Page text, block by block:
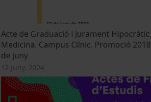
Acte de Graduació i Jurament
Medicina. Campus Clínic. Promoció
de juny
12 juny, 2024